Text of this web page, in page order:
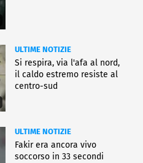
ULTIME NOTIZIE
Si respira, via l'afa al nord,
il caldo estremo resiste al
centro-sud
ULTIME NOTIZIE
Fakir era ancora vivo
soccorso in 33 secondi